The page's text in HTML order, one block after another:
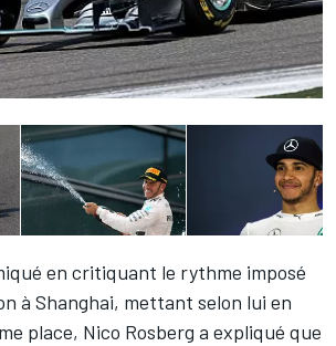
en critiquant le rythme imposé
à Shanghai, mettant selon lui en
place, Nico Rosberg a expliqué que